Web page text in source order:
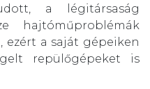
a légitársaság
hajtóműproblémák
ezért a saját gépeiken
repülőgépeket is